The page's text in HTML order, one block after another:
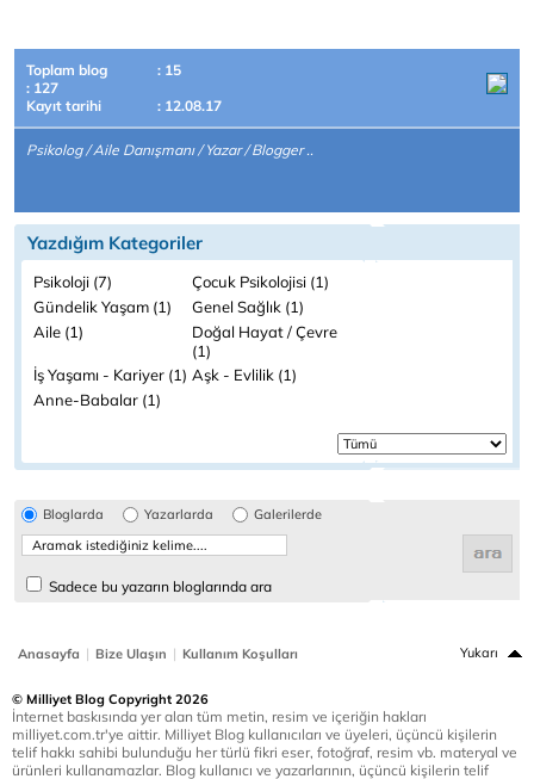
Toplam blog
: 15
: 127
Kayıt tarihi
: 12.08.17
Psikolog / Aile Danışmanı / Yazar / Blogger ..
Yazdığım Kategoriler
Psikoloji (7)
Çocuk Psikolojisi (1)
Gündelik Yaşam (1)
Genel Sağlık (1)
Aile (1)
Doğal Hayat / Çevre
(1)
İş Yaşamı - Kariyer (1) Aşk - Evlilik (1)
Anne-Babalar (1)
Bloglarda Yazarlarda Galerilerde
Sadece bu yazarın bloglarında ara
Anasayfa | Bize Ulaşın | Kullanım Koşulları Yukarı
© Milliyet Blog Copyright 2026
İnternet baskısında yer alan tüm metin, resim ve içeriğin hakları
milliyet.com.tr'ye aittir. Milliyet Blog kullanıcıları ve üyeleri, üçüncü kişilerin
telif hakkı sahibi bulunduğu her türlü fikri eser, fotoğraf, resim vb. materyal ve
ürünleri kullanamazlar. Blog kullanıcı ve yazarlarının, üçüncü kişilerin telif